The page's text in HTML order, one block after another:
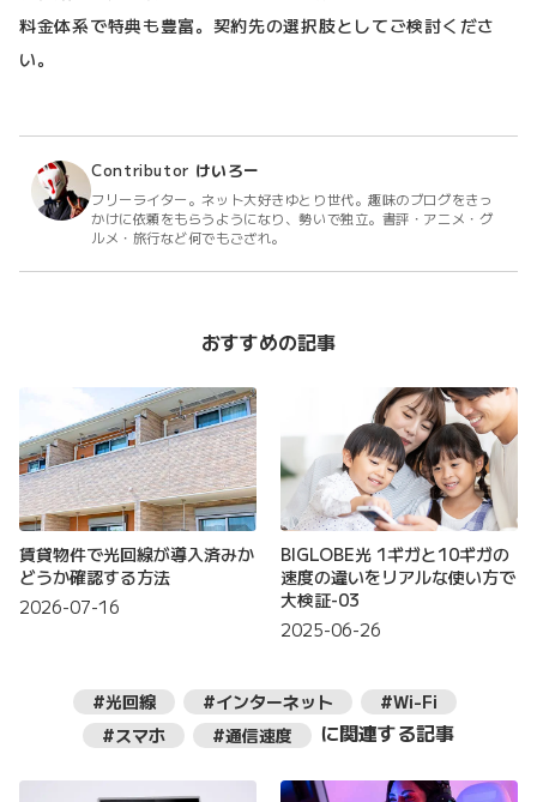
料金体系で特典も豊富。契約先の選択肢としてご検討くださ
い。
Contributor けいろー
フリーライター。ネット大好きゆとり世代。趣味のブログをきっ
かけに依頼をもらうようになり、勢いで独立。書評・アニメ・グ
ルメ・旅行など何でもござれ。
おすすめの記事
賃貸物件で光回線が導入済みか
どうか確認する方法
2026-07-16
BIGLOBE光 1ギガと10ギガの
速度の違いをリアルな使い方で
大検証-03
2025-06-26
#光回線 #インターネット
#Wi-Fi
#スマホ
#通信速度 に関連する記事